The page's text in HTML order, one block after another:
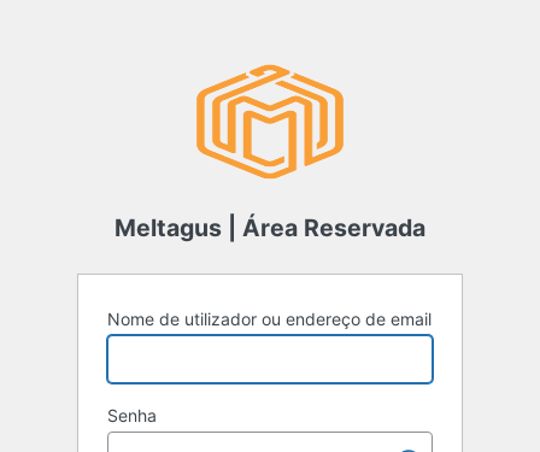
Meltagus | Área Reservada
Nome de utilizador ou endereço de email
Senha